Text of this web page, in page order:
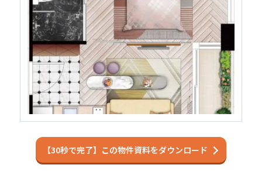
【30秒で完了】この物件資料をダウンロード